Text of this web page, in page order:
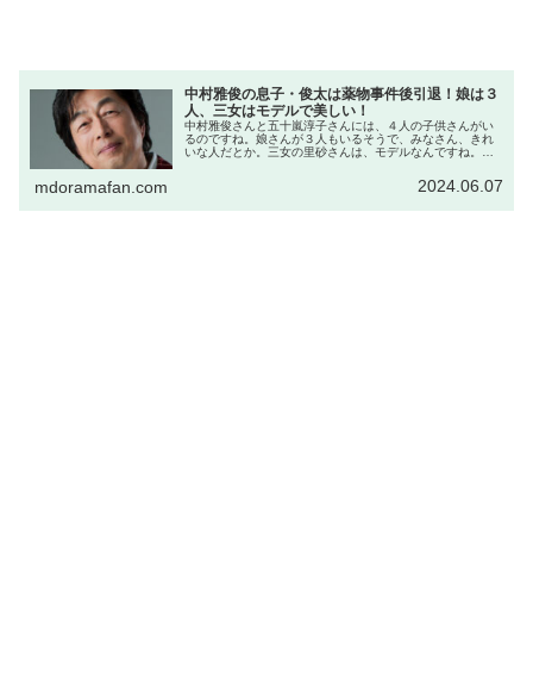
中村雅俊の息子・俊太は薬物事件後引退！娘は３
人、三女はモデルで美しい！
中村雅俊さんと五十嵐淳子さんには、４人の子供さんがい
るのですね。娘さんが３人もいるそうで、みなさん、きれ
いな人だとか。三女の里砂さんは、モデルなんですね。長
mdoramafan.com 2024.06.07